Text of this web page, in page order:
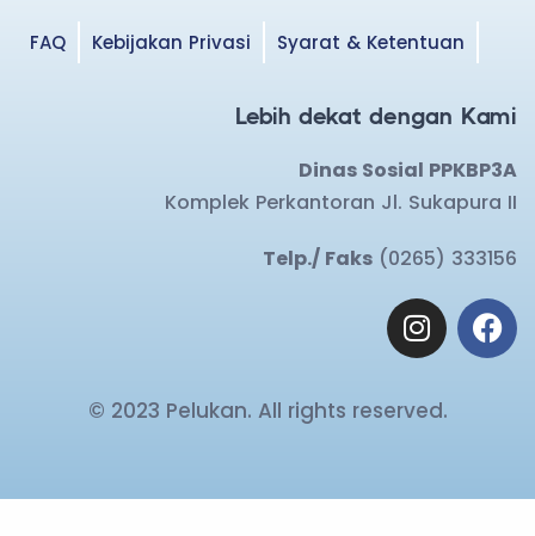
FAQ Kebijakan Privasi Syarat & Ketentuan
Lebih dekat dengan Kami
Dinas Sosial PPKBP3A
Komplek Perkantoran Jl. Sukapura II
Telp./ Faks (0265) 333156
© 2023 Pelukan. All rights reserved.